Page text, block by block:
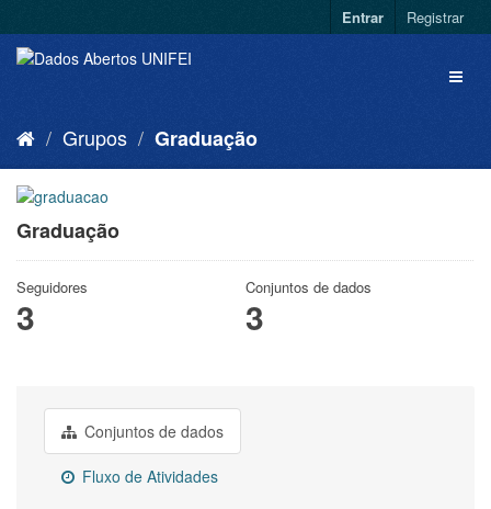
Entrar Registrar
Grupos Graduação
Graduação
Seguidores
3
Conjuntos de dados
3
Conjuntos de dados
Fluxo de Atividades